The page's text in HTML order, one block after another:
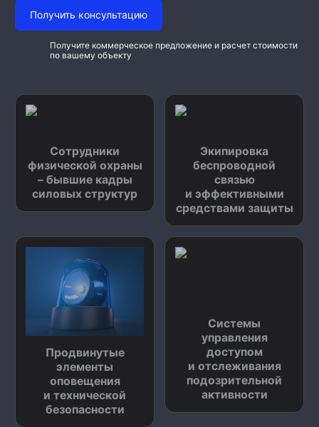
Получить консультацию
Получите коммерческое предложение и расчет стоимости
по вашему объекту
Сотрудники
физической охраны
– бывшие кадры
силовых структур
Экипировка
беспроводной
связью
и эффективными
средствами защиты
Продвинутые
элементы
оповещения
и технической
безопасности
Системы
управления
доступом
и отслеживания
подозрительной
активности